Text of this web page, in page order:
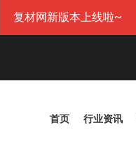
复材网新版本上线啦~
首页 行业资讯